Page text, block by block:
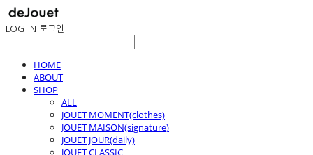
LOG IN 로그인
HOME
ABOUT
SHOP
ALL
JOUET MOMENT(clothes)
JOUET MAISON(signature)
JOUET JOUR(daily)
JOUET CLASSIC